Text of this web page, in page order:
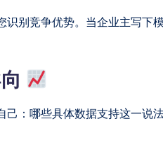
别竞争优势。当企业主写下
：哪些具体数据支持这一说